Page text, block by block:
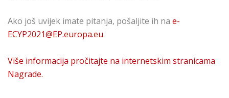
Ako još uvijek imate pitanja, pošaljite ih na e-
ECYP2021@EP.europa.eu.
Više informacija pročitajte na internetskim stranicama
Nagrade.